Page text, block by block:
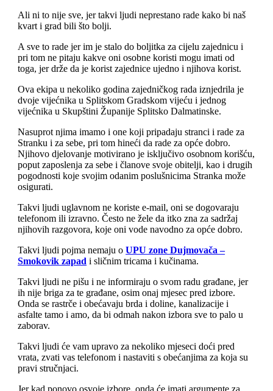
Ali ni to nije sve, jer takvi ljudi neprestano rade kako bi naš
kvart i grad bili što bolji.
A sve to rade jer im je stalo do boljitka za cijelu zajednicu i
pri tom ne pitaju kakve oni osobne koristi mogu imati od
toga, jer drže da je korist zajednice ujedno i njihova korist.
Ova ekipa u nekoliko godina zajedničkog rada iznjedrila je
dvoje vijećnika u Splitskom Gradskom vijeću i jednog
vijećnika u Skupštini Županije Splitsko Dalmatinske.
Nasuprot njima imamo i one koji pripadaju stranci i rade za
Stranku i za sebe, pri tom hineći da rade za opće dobro.
Njihovo djelovanje motivirano je isključivo osobnom korišću,
poput zaposlenja za sebe i članove svoje obitelji, kao i drugih
pogodnosti koje svojim odanim poslušnicima Stranka može
osigurati.
Takvi ljudi uglavnom ne koriste e-mail, oni se dogovaraju
telefonom ili izravno. Često ne žele da itko zna za sadržaj
njihovih razgovora, koje oni vode navodno za opće dobro.
Takvi ljudi pojma nemaju oUPU zone Dujmovača –
Smokovik zapad i sličnim tricama i kučinama.
Takvi ljudi ne pišu i ne informiraju o svom radu građane, jer
ih nije briga za te građane, osim onaj mjesec pred izbore.
Onda se rastrče i obećavaju brda i doline, kanalizacije i
asfalte tamo i amo, da bi odmah nakon izbora sve to palo u
zaborav.
Takvi ljudi će vam upravo za nekoliko mjeseci doći pred
vrata, zvati vas telefonom i nastaviti s obećanjima za koja su
pravi stručnjaci.
Jer kad ponovo osvoje izbore, onda će imati argumente za